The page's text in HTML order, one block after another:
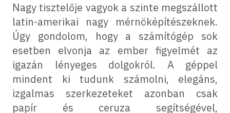
Nagy tisztelője vagyok a szinte megszállott
latin-amerikai nagy mérnöképítészeknek.
Úgy gondolom, hogy a számítógép sok
esetben elvonja az ember figyelmét az
igazán lényeges dolgokról. A géppel
mindent ki tudunk számolni, elegáns,
izgalmas szerkezeteket azonban csak
papír és ceruza segítségével,